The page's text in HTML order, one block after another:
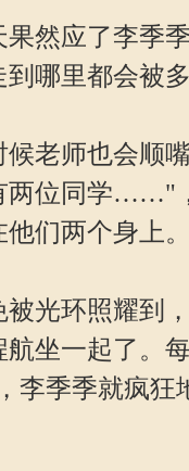
然应了李季
哪里都会被多
老师也会顺嘴
两位同学……"
们两个身上。
光环照耀到，
坐一起了。
李季季就疯狂